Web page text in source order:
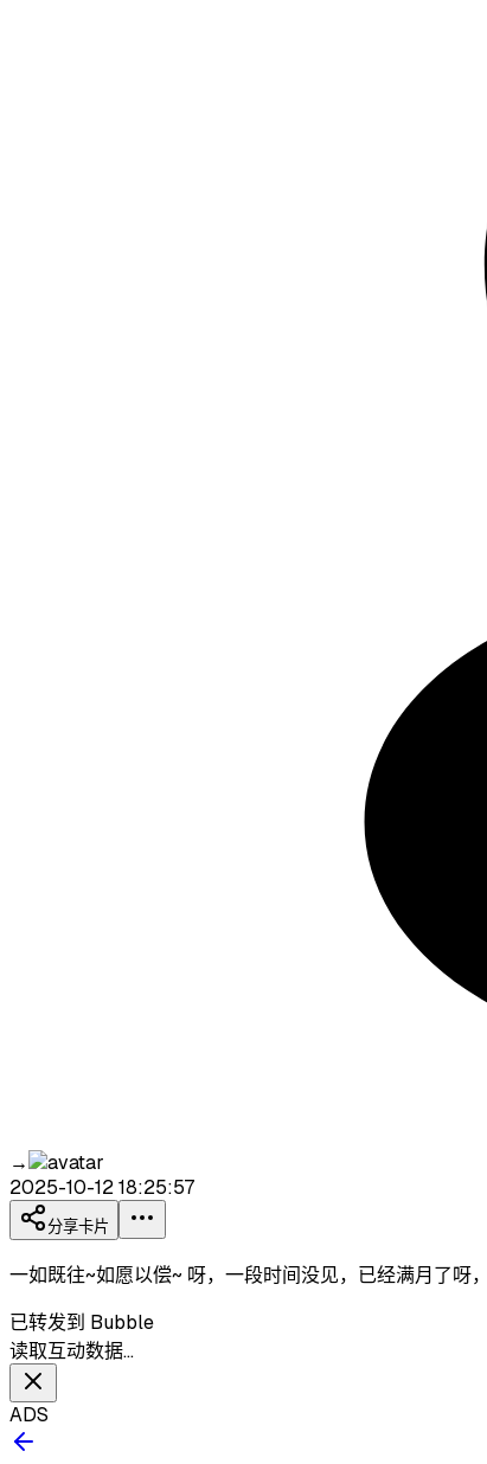
→
2025-10-12 18:25:57
分享卡片
一如既往~如愿以偿~ 呀，一段时间没见，已经满月了呀
已转发到 Bubble
读取互动数据…
ADS